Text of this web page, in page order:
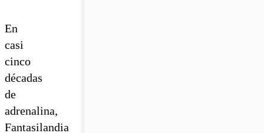
En
casi
cinco
décadas
de
adrenalina,
Fantasilandia